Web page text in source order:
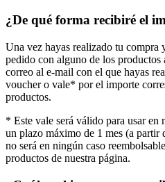
¿De qué forma recibiré el
Una vez hayas realizado tu compra
pedido con alguno de los
correo al e-mail con el que hayas
voucher o vale* por el importe
productos.
* Este vale será válido para usar
un plazo máximo de 1 mes (a partir
no será en ningún caso
productos de nuestra página.